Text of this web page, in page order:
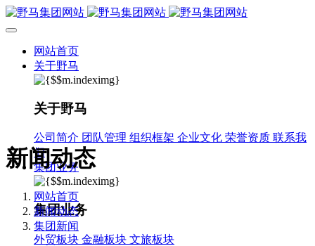
网站首页
关于野马
关于野马
公司简介 团队管理 组织框架 企业文化 荣誉资质 联系我
们
集团业务
集团业务
外贸板块 金融板块 文旅板块
新闻动态
网站首页
新闻动态
集团新闻